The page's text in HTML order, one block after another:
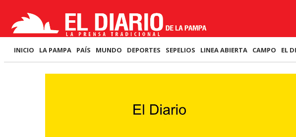
INICIO LA PAMPA PAÍS MUNDO DEPORTES SEPELIOS LINEA ABIERTA CAMPO EL